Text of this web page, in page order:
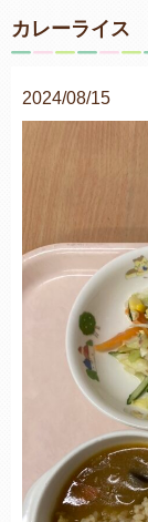
カレーライス
2024/08/15